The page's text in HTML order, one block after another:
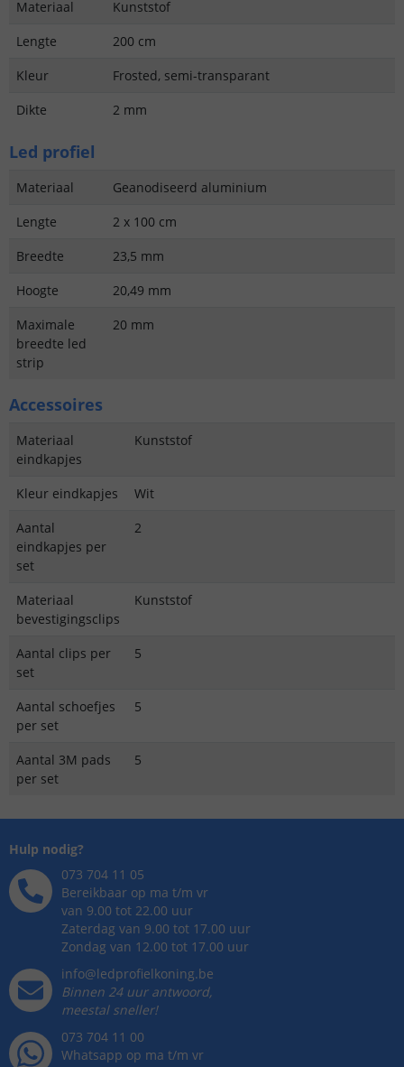
Materiaal
Kunststof
Lengte
200 cm
Kleur
Frosted, semi-transparant
Dikte
2 mm
Led profiel
Materiaal
Geanodiseerd aluminium
Lengte
2 x 100 cm
Breedte
23,5 mm
Hoogte
20,49 mm
Maximale
breedte led
strip
20 mm
Accessoires
Materiaal
eindkapjes
Kunststof
Kleur eindkapjes
Wit
Aantal
eindkapjes per
set
2
Materiaal
bevestigingsclips
Kunststof
Aantal clips per
set
5
Aantal schoefjes
per set
5
Aantal 3M pads
per set
5
Hulp nodig?
073 704 11 05
Bereikbaar op ma t/m vr
van 9.00 tot 22.00 uur
Zaterdag van 9.00 tot 17.00 uur
Zondag van 12.00 tot 17.00 uur
info@ledprofielkoning.be
Binnen 24 uur antwoord,
meestal sneller!
073 704 11 00
Whatsapp op ma t/m vr